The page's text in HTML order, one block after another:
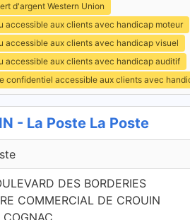
d'argent Western Union
accessible aux clients avec handicap moteur
accessible aux clients avec handicap visuel
accessible aux clients avec handicap auditif
confidentiel accessible aux clients avec
- La Poste La Poste
DES BORDERIES
COMMERCIAL DE CROUIN
COGNAC